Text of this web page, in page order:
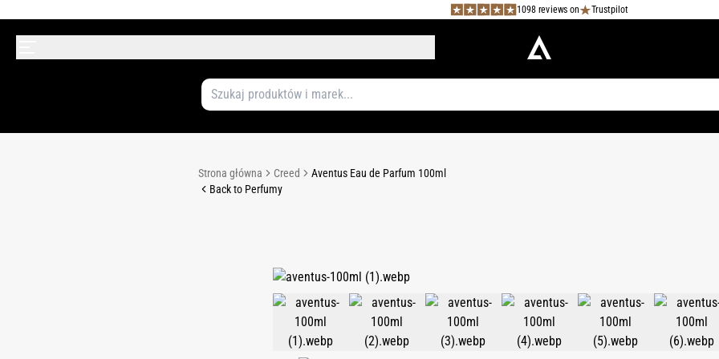
1098 reviews on Trustpilot
Strona główna Creed
Aventus Eau de Parfum 100ml
Back to Perfumy